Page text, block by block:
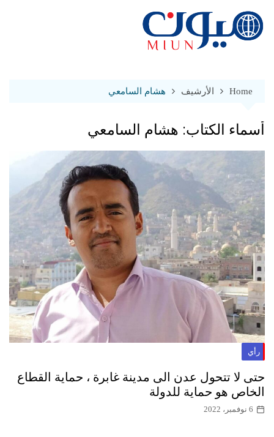
content
Home الأرشيف هشام السامعي
أسماء الكتاب: هشام السامعي
رأي
حتى لا تتحول عدن الى مدينة غابرة ، حماية القطاع
الخاص هو حماية للدولة
6 نوفمبر، 2022